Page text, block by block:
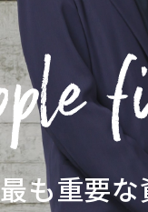
も重要